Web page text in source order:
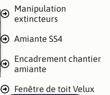
Manipulation
extincteurs
Amiante SS4
Encadrement chantier
amiante
Fenêtre de toit Velux